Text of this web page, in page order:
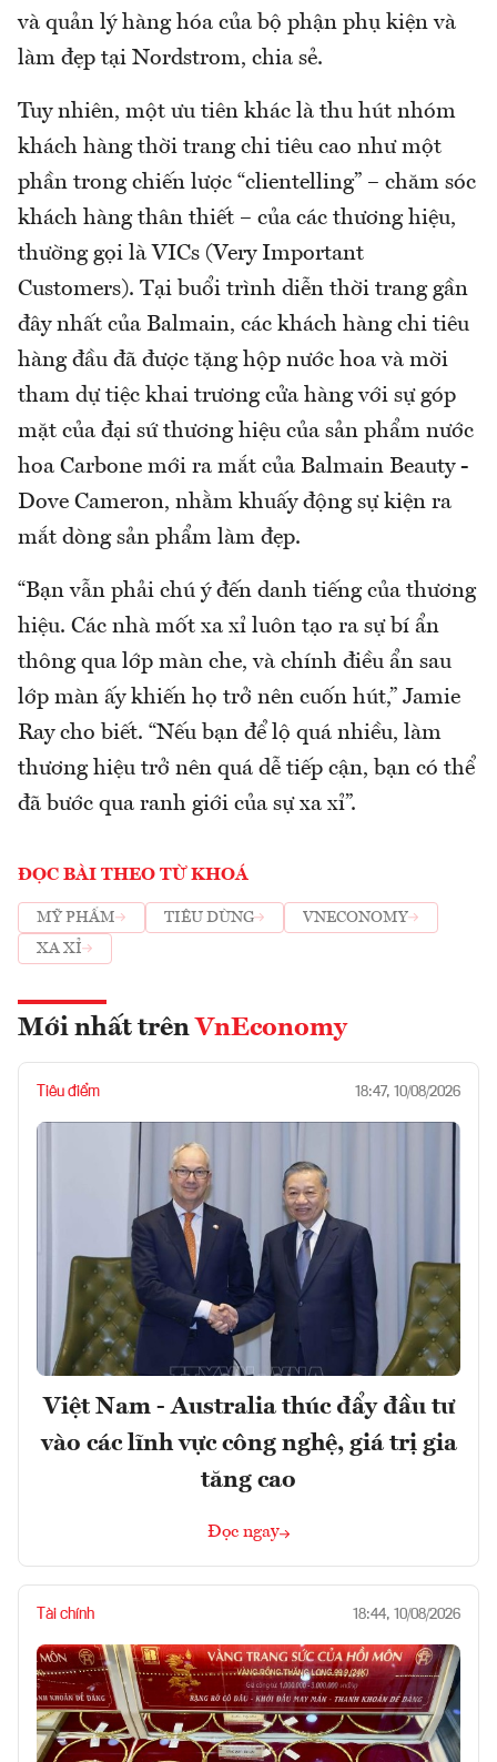
và quản lý hàng hóa của bộ phận phụ kiện và
làm đẹp tại Nordstrom, chia sẻ.
Tuy nhiên, một ưu tiên khác là thu hút nhóm
khách hàng thời trang chi tiêu cao như một
phần trong chiến lược “clientelling” – chăm sóc
khách hàng thân thiết – của các thương hiệu,
thường gọi là VICs (Very Important
Customers). Tại buổi trình diễn thời trang gần
đây nhất của Balmain, các khách hàng chi tiêu
hàng đầu đã được tặng hộp nước hoa và mời
tham dự tiệc khai trương cửa hàng với sự góp
mặt của đại sứ thương hiệu của sản phẩm nước
hoa Carbone mới ra mắt của Balmain Beauty -
Dove Cameron, nhằm khuấy động sự kiện ra
mắt dòng sản phẩm làm đẹp.
“Bạn vẫn phải chú ý đến danh tiếng của thương
hiệu. Các nhà mốt xa xỉ luôn tạo ra sự bí ẩn
thông qua lớp màn che, và chính điều ẩn sau
lớp màn ấy khiến họ trở nên cuốn hút,” Jamie
Ray cho biết. “Nếu bạn để lộ quá nhiều, làm
thương hiệu trở nên quá dễ tiếp cận, bạn có thể
đã bước qua ranh giới của sự xa xỉ”.
ĐỌC BÀI THEO TỪ KHOÁ
MỸ PHẨM TIÊU DÙNG
VNECONOMY
XA XỈ
Mới nhất trên VnEconomy
Tiêu điểm 18:47, 10/08/2026
Việt Nam - Australia thúc đẩy đầu tư
vào các lĩnh vực công nghệ, giá trị gia
tăng cao
Đọc ngay
Tài chính 18:44, 10/08/2026